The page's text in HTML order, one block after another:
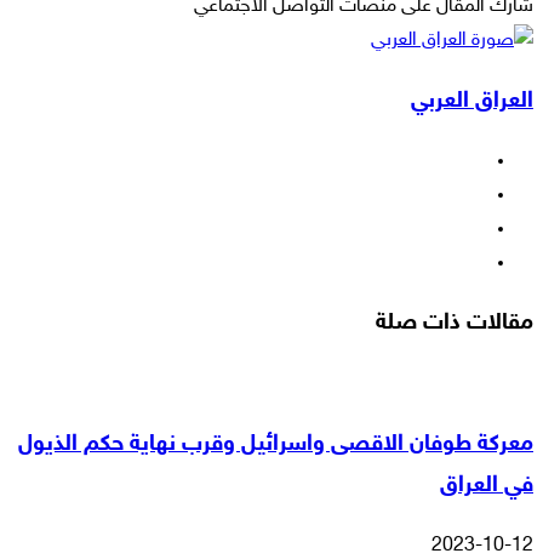
شارك المقال على منصات التواصل الاجتماعي
فيسبوك
‫X
ماسنجر
ماسنجر
واتساب
تيلقرام
ڤايبر
لاين
مشاركة
البريد
طباعة
العراق العربي
مقالات ذات صلة
معركة طوفان الاقصى واسرائيل وقرب نهاية حكم الذيول
في العراق
2023-10-12